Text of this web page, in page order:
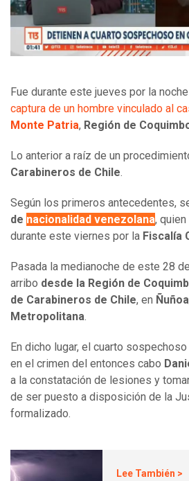
Fue durante este jueves por la
captura de un hombre vinculado al
Monte Patria, Región de
Lo anterior a raíz de un
Carabineros de Chile.
Según los primeros antecedentes,
de nacionalidad venezolana,
durante este viernes por la Fiscalía
Pasada la medianoche de este 28
arribo desde la Región de
de Carabineros de Chile, en Ñuñoa
Metropolitana.
En dicho lugar, el cuarto
en el crimen del entonces cabo
a la constatación de lesiones y
de ser puesto a disposición de la
formalizado.
Lee También >